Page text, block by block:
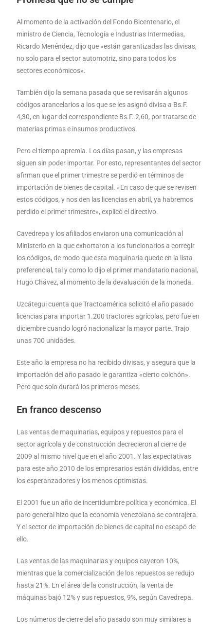
Al momento de la activación del Fondo Bicentenario, el
ministro de Ciencia, Tecnología e Industrias Intermedias,
Ricardo Menéndez, dijo que «están garantizadas las divisas,
no solo para el sector automotriz, sino para todos los
sectores económicos».
También dijo la semana pasada que se revisarán algunos
códigos arancelarios a los que se les asignó divisa a Bs.F.
4,30, en lugar del correspondiente Bs.F. 2,60, por tratarse de
materias primas e insumos productivos.
Pero el tiempo apremia. Los días pasan, y las empresas
siguen sin poder importar. Por esto, representantes del sector
afirman que el primer trimestre se perdió en términos de
importación de bienes de capital. «En caso de que se revisen
estos códigos, y nos den las licencias en abril, ya habremos
perdido el primer trimestre», explicó el directivo.
Cavedrepa y los afiliados enviaron una comunicación al
Ministerio en la que exhortaron a los funcionarios a corregir
los códigos, de modo que esta maquinaria quede en la lista
preferencial, tal y como lo dijo el primer mandatario nacional,
Hugo Chávez, al momento de la devaluación de la moneda.
Uzcátegui cuenta que Tractoamérica solicitó el año pasado
licencias para importar 1.200 tractores agrícolas, pero fue en
diciembre cuando logró nacionalizar la mayor parte. Trajo
unas 700 unidades.
Este año la empresa no ha recibido divisas, y asegura que la
importación del año pasado le garantiza «cierto colchón».
Pero que solo durará los primeros meses.
En franco descenso
Las ventas de maquinarias, equipos y repuestos para el
sector agrícola y de construcción decrecieron al cierre de
2009 al mismo nivel que en el año 2001. Y las expectativas
para este año 2010 de los empresarios están divididas, entre
los esperanzadores y los menos optimistas.
El 2001 fue un año de incertidumbre política y económica. El
paro general hizo que la economía venezolana se contrajera.
Y el sector de importación de bienes de capital no escapó de
ello.
Las ventas de las maquinarias y equipos cayeron 10%,
mientras que la comercialización de los repuestos se redujo
hasta 21%. En el área de la construcción, la venta de
máquinas bajó 12% y sus repuestos, 9%, según Cavedrepa.
Los números de cierre del año pasado son muy similares a